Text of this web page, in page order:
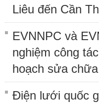
Liêu đến Cần
EVNNPC và
nghiệm công
hoạch sửa
Điện lưới quốc